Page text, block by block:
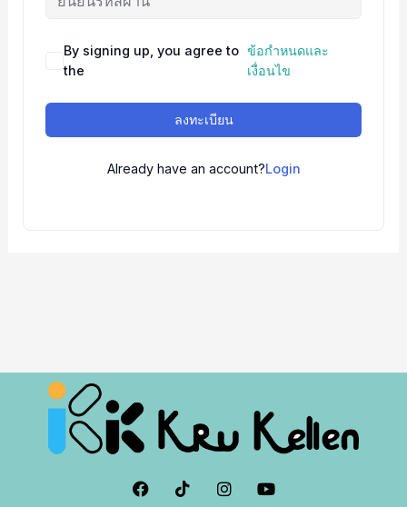
By signing up, you agree to
the
ข้อกำหนดและ
เงื่อนไข
ลงทะเบียน
Already have an account?Login
F
a
I
c
I
n
Y
o